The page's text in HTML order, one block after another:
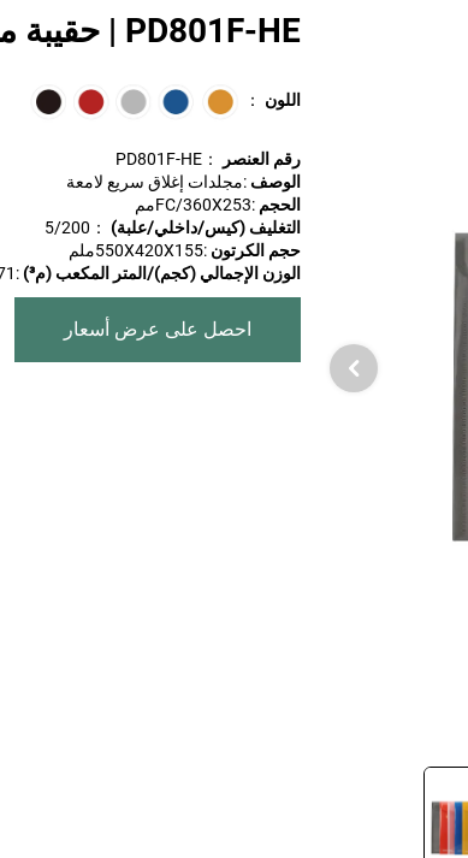
PD801F-HE | حقيبة مستندات
اللون ：
رقم العنصر
：PD801F-HE
الوصف :مجلدات إغلاق سريع لامعة
الحجم :FC/360X253مم
التغليف (كيس/داخلي/علبة)
：5/200
حجم الكرتون :550X420X155ملم
الوزن الإجمالي (كجم)/المتر المكعب (م³)
:7.71 /0.0358
احصل على عرض أسعار